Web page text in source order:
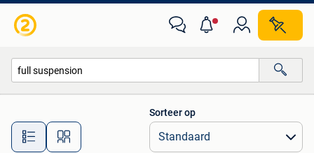
Alle afstanden…
Sorteer op